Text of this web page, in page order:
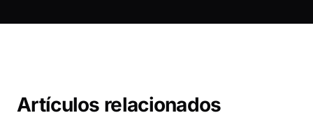
Artículos relacionados